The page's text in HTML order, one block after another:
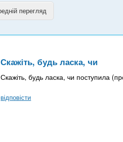
Скажіть, будь ласка, чи
Скажіть, будь ласка, чи поступила
відповісти